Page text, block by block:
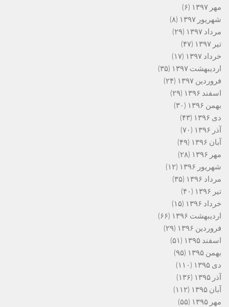
مهر ۱۳۹۷
(۶)
شهریور ۱۳۹۷
(۸)
مرداد ۱۳۹۷
(۲۹)
تیر ۱۳۹۷
(۴۷)
خرداد ۱۳۹۷
(۱۷)
اردیبهشت ۱۳۹۷
(۳۵)
فروردین ۱۳۹۷
(۲۴)
اسفند ۱۳۹۶
(۲۹)
بهمن ۱۳۹۶
(۳۰)
دی ۱۳۹۶
(۴۳)
آذر ۱۳۹۶
(۷۰)
آبان ۱۳۹۶
(۴۹)
مهر ۱۳۹۶
(۲۸)
شهریور ۱۳۹۶
(۱۲)
مرداد ۱۳۹۶
(۳۵)
تیر ۱۳۹۶
(۴۰)
خرداد ۱۳۹۶
(۱۵)
اردیبهشت ۱۳۹۶
(۶۶)
فروردین ۱۳۹۶
(۲۹)
اسفند ۱۳۹۵
(۵۱)
بهمن ۱۳۹۵
(۹۵)
دی ۱۳۹۵
(۱۱۰)
آذر ۱۳۹۵
(۱۳۶)
آبان ۱۳۹۵
(۱۱۲)
مهر ۱۳۹۵
(۵۵)